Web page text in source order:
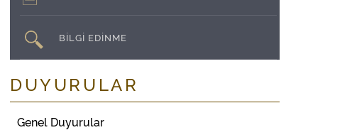
BİLGİ EDİNME
DUYURULAR
Genel Duyurular